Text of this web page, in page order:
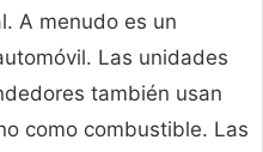
A menudo es un
Las unidades
también usan
como combustible. Las